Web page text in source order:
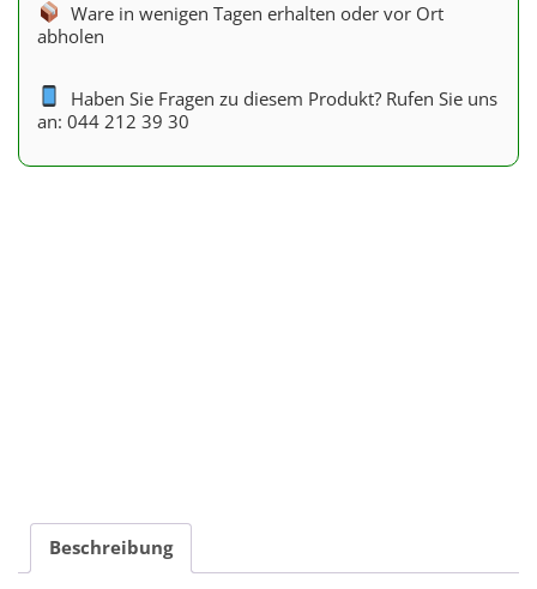
Ware in wenigen Tagen erhalten oder vor Ort
abholen
Haben Sie Fragen zu diesem Produkt? Rufen Sie uns
an: 044 212 39 30
Beschreibung